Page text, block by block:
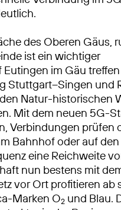
des Oberen Gäus,
ist ein wichtiger
im Gäu
Stuttgart–Singen und
Natur-historischen
Mit dem neuen 5G-
Verbindungen prüfen
Bahnhof oder auf
eine Reichweite
nun bestens mit
vor Ort profitieren ab
Marken O2 und Blau.